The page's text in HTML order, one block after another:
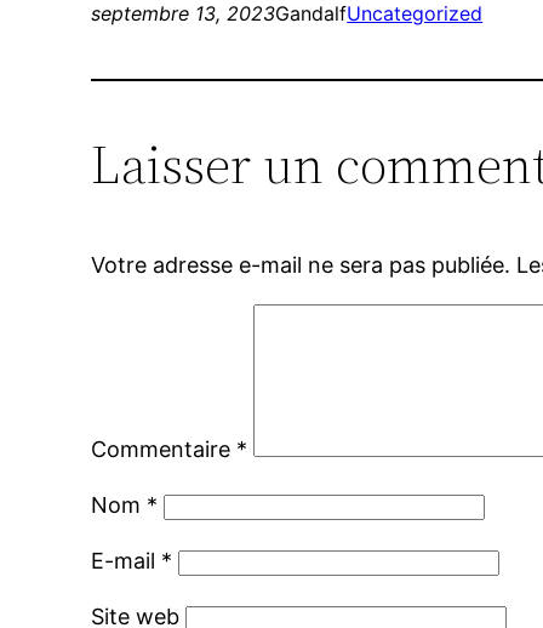
septembre 13, 2023GandalfUncategorized
Laisser un
Votre adresse e-mail ne sera pas publiée.
Commentaire *
Nom *
E-mail *
Site web